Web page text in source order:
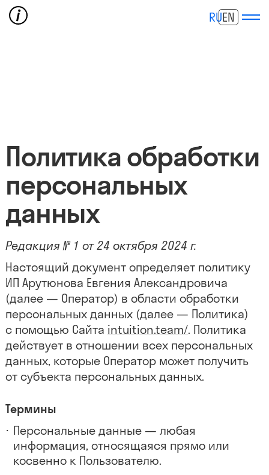
RUEN
Политика обработки
персональных
данных
Редакция № 1 от 24 октября 2024 г.
Настоящий документ определяет политику
ИП Арутюнова Евгения Александровича
(далее — Оператор) в области обработки
персональных данных (далее — Политика)
с помощью Сайта intuition.team/. Политика
действует в отношении всех персональных
данных, которые Оператор может получить
от субъекта персональных данных.
Термины
Персональные данные — любая
информация, относящаяся прямо или
косвенно к Пользователю.